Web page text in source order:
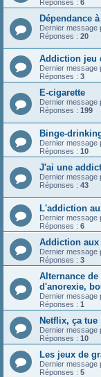
Réponses : 6
Dépendance
Dernier message
Réponses : 20
Addiction jeu
Dernier message
Réponses : 3
E-cigarette
Dernier message
Réponses : 199
Binge-
Dernier message
Réponses : 10
J'ai une
Dernier message
Réponses : 43
L'addiction
Dernier message
Réponses : 6
Addiction aux
Dernier message
Réponses : 3
Alternance
d'anorexie,
Dernier message
Réponses : 1
Netflix, ça tue
Dernier message
Réponses : 10
Les jeux de
Dernier message
Réponses : 5